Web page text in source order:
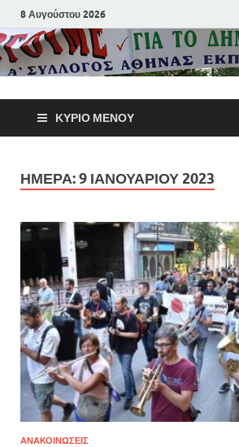
8 Αυγούστου 2026
ΚΎΡΙΟ ΜΕΝΟΎ
ΗΜΈΡΑ:9 ΙΑΝΟΥΑΡΊΟΥ 2023
ΑΝΑΚΟΙΝΩΣΕΙΣ